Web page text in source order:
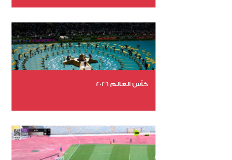
عدد المشاهدات 4546
كأس العالم 2026
عدد المشاهدات 10380